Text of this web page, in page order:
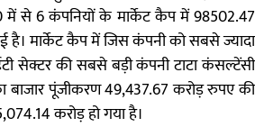
से 6 कंपनियों के मार्केट कैप में 98502.47
है। मार्केट कैप में जिस कंपनी को सबसे ज्यादा
सेक्टर की सबसे बड़ी कंपनी टाटा कंसल्टेंसी
बाजार पूंजीकरण 49,437.67 करोड़ रुपए की
करोड़ हो गया है।